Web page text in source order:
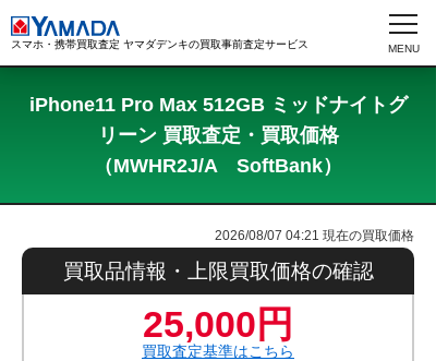
スマホ・携帯買取査定 ヤマダデンキの買取事前査定サービス
iPhone11 Pro Max 512GB ミッドナイトグ
リーン 買取査定・買取価格
（MWHR2J/A SoftBank）
2026/08/07 04:21 現在の買取価格
買取品情報・上限買取価格の確認
25,000円
買取査定基準はこちら